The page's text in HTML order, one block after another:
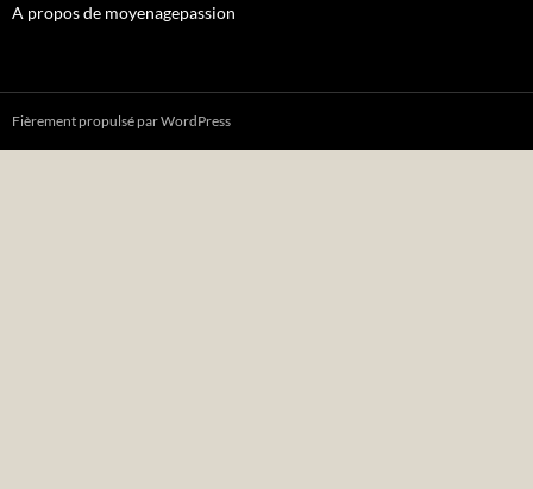
A propos de moyenagepassion
Fièrement propulsé par WordPress